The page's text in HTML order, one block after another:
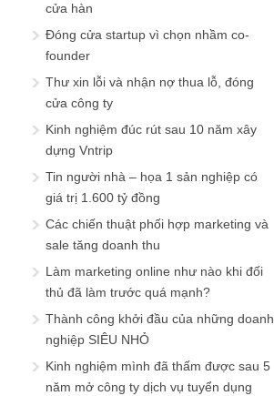
cửa hàn
Đóng cửa startup vì chọn nhầm co-
founder
Thư xin lỗi và nhận nợ thua lỗ, đóng
cửa công ty
Kinh nghiệm đúc rút sau 10 năm xây
dựng Vntrip
Tin người nhà – họa 1 sản nghiệp có
giá trị 1.600 tỷ đồng
Các chiến thuật phối hợp marketing và
sale tăng doanh thu
Làm marketing online như nào khi đối
thủ đã làm trước quá mạnh?
Thành công khởi đầu của những doanh
nghiệp SIÊU NHỎ
Kinh nghiệm mình đã thấm được sau 5
năm mở công ty dịch vụ tuyển dụng